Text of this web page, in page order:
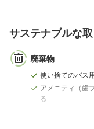
サステナブルな
廃棄物
使い捨てのバス
アメニティ（歯
る